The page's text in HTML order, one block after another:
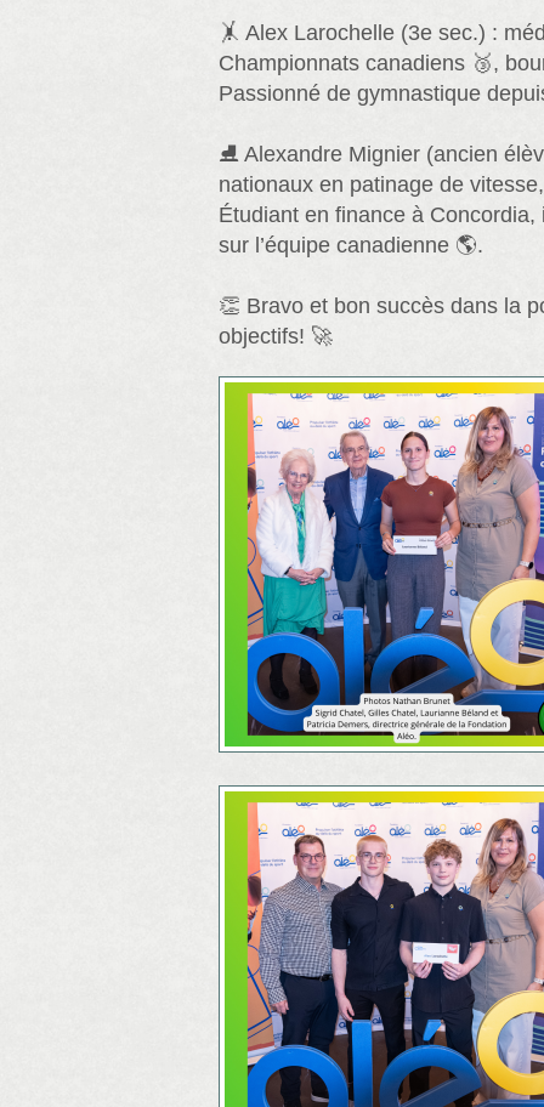
🤸 Alex Larochelle (3e sec.) :
Championnats canadiens 🥉,
Passionné de gymnastique
⛸️ Alexandre Mignier (ancien
nationaux en patinage de
Étudiant en finance à
sur l’équipe canadienne 🌎.
👏 Bravo et bon succès dans la
objectifs! 🚀